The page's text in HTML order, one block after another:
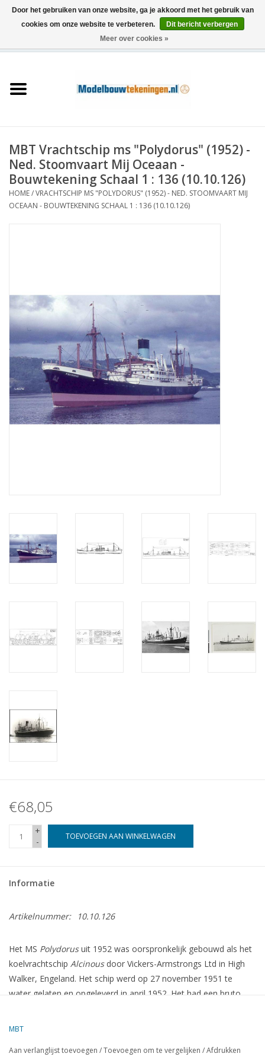
Schepen
Houtbouw
Scenery
Nieuwe tekeningen
NIEUWE TIJDSCHRIFTEN
ABONNEMENT DE
MODELBOUWER
MBT Vrachtschip ms "Polydorus" (1952) -
Ned. Stoomvaart Mij Oceaan -
Bouwtekening Schaal 1 : 136 (10.10.126)
HOME/VRACHTSCHIP MS "POLYDORUS" (1952) - NED. STOOMVAART MIJ
OCEAAN - BOUWTEKENING SCHAAL 1 : 136 (10.10.126)
€68,05
+
-
TOEVOEGEN AAN WINKELWAGEN
Informatie
Artikelnummer: 10.10.126
Het MS Polydorusuit 1952 was oorspronkelijk gebouwd als het
koelvrachtschip Alcinousdoor Vickers-Armstrongs Ltd in High
Walker, Engeland. Het schip werd op 27 november 1951 te
water gelaten en opgeleverd in april 1952. Het had een bruto
gekoelde ladingen, zoals vlees en fruit, tussen Europa en Zuid-
MBT
Aan verlanglijst toevoegen /Toevoegen om te vergelijken /Afdrukken
Door het gebruiken van onze website, ga je akkoord met het gebruik van
cookies om onze website te verbeteren.
Dit bericht verbergen
Meer over cookies »